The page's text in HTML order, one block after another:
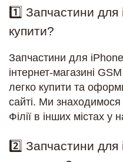
1️⃣ Запчастини
купити?
Запчастини для
інтернет-магазині
легко купити та
сайті. Ми знаходимося
Філії в інших містах у
2️⃣ Запчастини для